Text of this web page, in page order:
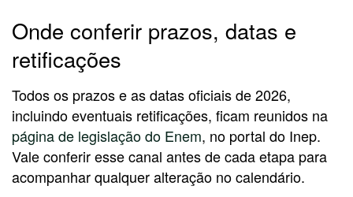
Onde conferir prazos, datas e
retificações
Todos os prazos e as datas oficiais de 2026,
incluindo eventuais retificações, ficam reunidos na
página de legislação do Enem, no portal do Inep.
Vale conferir esse canal antes de cada etapa para
acompanhar qualquer alteração no calendário.